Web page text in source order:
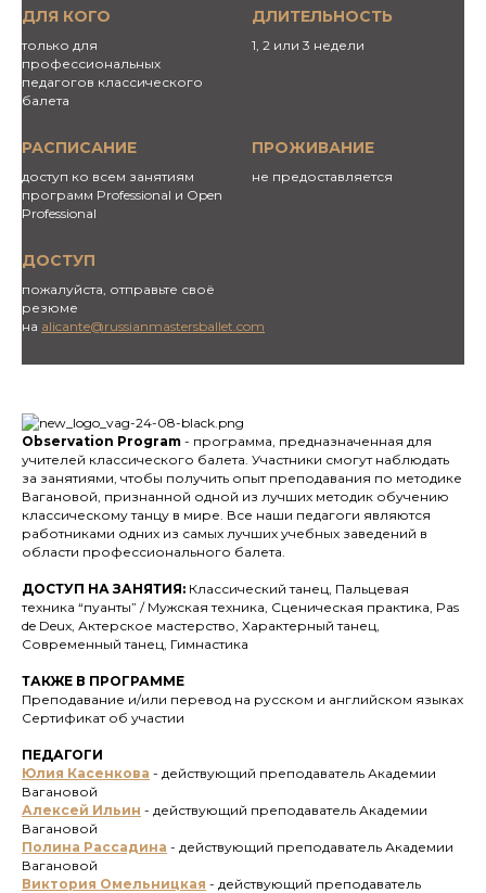
ДЛЯ КОГО
только для
профессиональных
педагогов классического
балета
ДЛИТЕЛЬНОСТЬ
1, 2 или 3 недели
РАСПИСАНИЕ
доступ ко всем занятиям
программ Professional и Open
Professional
ПРОЖИВАНИЕ
не предоставляется
ДОСТУП
пожалуйста, отправьте своё
резюме
на alicante@russianmastersballet.com
Observation Program - программа, предназначенная для
учителей классического балета. Участники смогут наблюдать
за занятиями, чтобы получить опыт преподавания по методике
Вагановой, признанной одной из лучших методик обучению
классическому танцу в мире. Все наши педагоги являются
работниками одних из самых лучших учебных заведений в
области профессионального балета.
ДОСТУП НА ЗАНЯТИЯ: Классический танец, Пальцевая
техника “пуанты” / Мужская техника, Сценическая практика, Pas
de Deux, Актерское мастерство, Характерный танец,
Современный танец, Гимнастика
ТАКЖЕ В ПРОГРАММЕ
Преподавание и/или перевод на русском и английском языках
Сертификат об участии
ПЕДАГОГИ
Юлия Касенкова - действующий преподаватель Академии
Вагановой
Алексей Ильин - действующий преподаватель Академии
Вагановой
Полина Рассадина - действующий преподаватель Академии
Вагановой
Виктория Омельницкая - действующий преподаватель